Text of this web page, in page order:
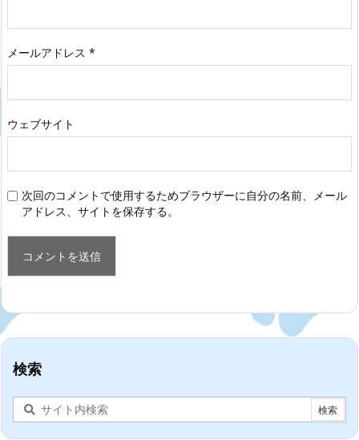
メールアドレス *
ウェブサイト
次回のコメントで使用するためブラウザーに自分の名前、メール
アドレス、サイトを保存する。
検索